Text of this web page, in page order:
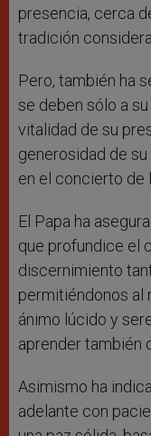
presencia, cerca
tradición considera
Pero, también ha
se deben sólo a
vitalidad de su
generosidad de
en el concierto de
El Papa ha
que profundice el
discernimiento
permitiéndonos al
ánimo lúcido y
aprender también
Asimismo ha
adelante con